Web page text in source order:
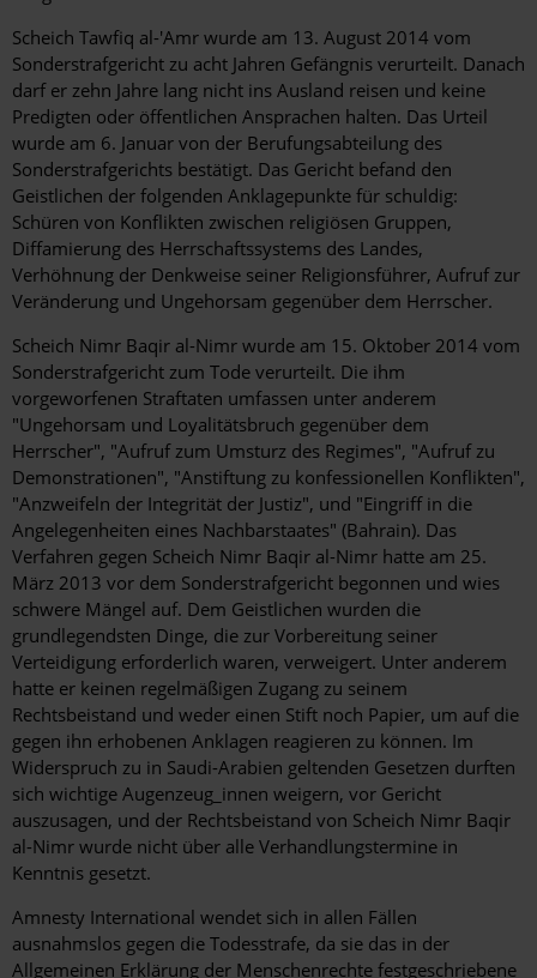
Scheich Tawfiq al-'Amr wurde am 13. August 2014 vom
Sonderstrafgericht zu acht Jahren Gefängnis verurteilt. Danach
darf er zehn Jahre lang nicht ins Ausland reisen und keine
Predigten oder öffentlichen Ansprachen halten. Das Urteil
wurde am 6. Januar von der Berufungsabteilung des
Sonderstrafgerichts bestätigt. Das Gericht befand den
Geistlichen der folgenden Anklagepunkte für schuldig:
Schüren von Konflikten zwischen religiösen Gruppen,
Diffamierung des Herrschaftssystems des Landes,
Verhöhnung der Denkweise seiner Religionsführer, Aufruf zur
Veränderung und Ungehorsam gegenüber dem Herrscher.
Scheich Nimr Baqir al-Nimr wurde am 15. Oktober 2014 vom
Sonderstrafgericht zum Tode verurteilt. Die ihm
vorgeworfenen Straftaten umfassen unter anderem
"Ungehorsam und Loyalitätsbruch gegenüber dem
Herrscher", "Aufruf zum Umsturz des Regimes", "Aufruf zu
Demonstrationen", "Anstiftung zu konfessionellen Konflikten",
"Anzweifeln der Integrität der Justiz", und "Eingriff in die
Angelegenheiten eines Nachbarstaates" (Bahrain). Das
Verfahren gegen Scheich Nimr Baqir al-Nimr hatte am 25.
März 2013 vor dem Sonderstrafgericht begonnen und wies
schwere Mängel auf. Dem Geistlichen wurden die
grundlegendsten Dinge, die zur Vorbereitung seiner
Verteidigung erforderlich waren, verweigert. Unter anderem
hatte er keinen regelmäßigen Zugang zu seinem
Rechtsbeistand und weder einen Stift noch Papier, um auf die
gegen ihn erhobenen Anklagen reagieren zu können. Im
Widerspruch zu in Saudi-Arabien geltenden Gesetzen durften
sich wichtige Augenzeug_innen weigern, vor Gericht
auszusagen, und der Rechtsbeistand von Scheich Nimr Baqir
al-Nimr wurde nicht über alle Verhandlungstermine in
Kenntnis gesetzt.
Amnesty International wendet sich in allen Fällen
ausnahmslos gegen die Todesstrafe, da sie das in der
Allgemeinen Erklärung der Menschenrechte festgeschriebene